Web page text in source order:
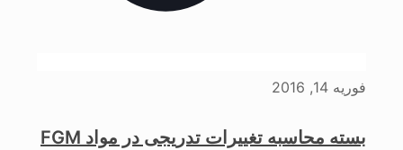
فوریه 14, 2016
بسته محاسبه تغییرات تدریجی در مواد FGM